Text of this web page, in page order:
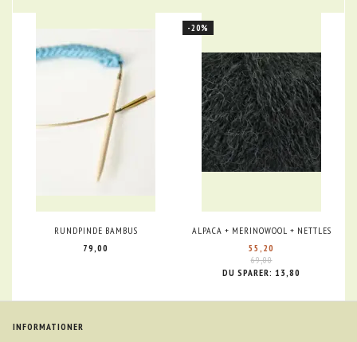
RUNDPINDE BAMBUS
79,00
-20%
ALPACA + MERINOWOOL + NETTLES
55,20
69,00
DU SPARER: 13,80
INFORMATIONER